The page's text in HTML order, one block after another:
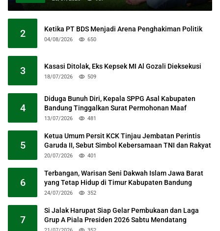
2 Ketika PT BDS Menjadi Arena Penghakiman Politik
04/08/2026 650
3 Kasasi Ditolak, Eks Kepsek MI Al Gozali Dieksekusi
18/07/2026 509
4
Diduga Bunuh Diri, Kepala SPPG Asal Kabupaten
Bandung Tinggalkan Surat Permohonan Maaf
13/07/2026 481
5
Ketua Umum Persit KCK Tinjau Jembatan Perintis
Garuda II, Sebut Simbol Kebersamaan TNI dan Rakyat
20/07/2026 401
6
Terbangan, Warisan Seni Dakwah Islam Jawa Barat
yang Tetap Hidup di Timur Kabupaten Bandung
24/07/2026 352
7
Si Jalak Harupat Siap Gelar Pembukaan dan Laga
Grup A Piala Presiden 2026 Sabtu Mendatang